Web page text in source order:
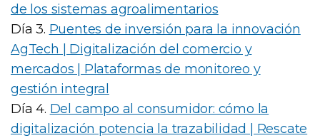
de los sistemas agroalimentarios
Día 3. Puentes de inversión para la innovación
AgTech | Digitalización del comercio y
mercados | Plataformas de monitoreo y
gestión integral
Día 4. Del campo al consumidor: cómo la
digitalización potencia la trazabilidad | Rescate